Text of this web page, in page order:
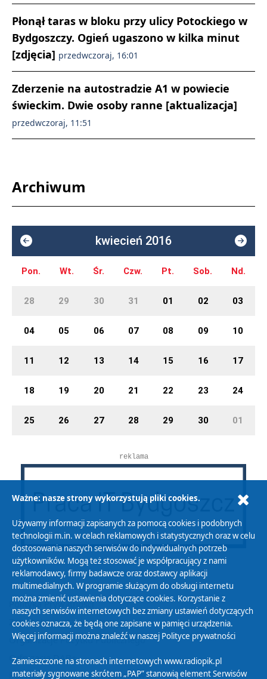
Płonął taras w bloku przy ulicy Potockiego w
Bydgoszczy. Ogień ugaszono w kilka minut
[zdjęcia] przedwczoraj, 16:01
Zderzenie na autostradzie A1 w powiecie
świeckim. Dwie osoby ranne [aktualizacja]
przedwczoraj, 11:51
Archiwum
kwiecień 2016
Pon. Wt. Śr. Czw. Pt. Sob. Nd.
28 29 30 31 01 02 03
04 05 06 07 08 09 10
11 12 13 14 15 16 17
18 19 20 21 22 23 24
25 26 27 28 29 30 01
reklama
Polityka Prywatności
Zasady korzystania z Serwisu
Organizacje Pożytku Publicznego
Cyfryzacja DAB+
Polityka ochrony danych osobowych
Ważne: nasze strony wykorzystują pliki cookies.
Używamy informacji zapisanych za pomocą cookies i podobnych
technologii m.in. w celach reklamowych i statystycznych oraz w celu
dostosowania naszych serwisów do indywidualnych potrzeb
użytkowników. Mogą też stosować je współpracujący z nami
reklamodawcy, firmy badawcze oraz dostawcy aplikacji
multimedialnych. W programie służącym do obsługi internetu
można zmienić ustawienia dotyczące cookies. Korzystanie z
naszych serwisów internetowych bez zmiany ustawień dotyczących
cookies oznacza, że będą one zapisane w pamięci urządzenia.
Więcej informacji można znaleźć w naszej Polityce prywatności
Zamieszczone na stronach internetowych www.radiopik.pl
materiały sygnowane skrótem „PAP” stanowią element Serwisów